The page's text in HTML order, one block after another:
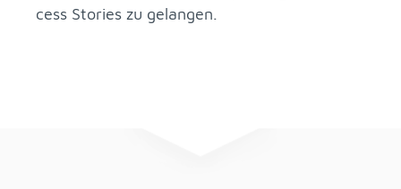
cess Sto­ries zu ge­lan­gen.